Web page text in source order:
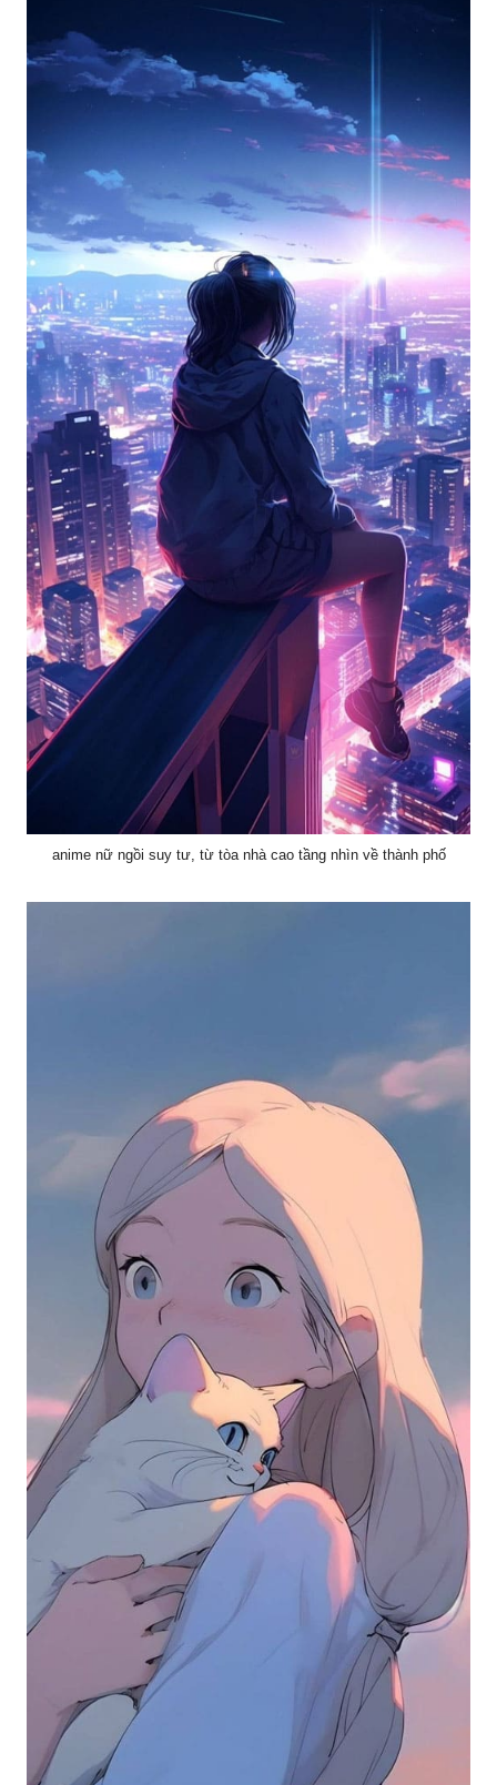
anime nữ ngồi suy tư, từ tòa nhà cao tầng nhìn về thành phố